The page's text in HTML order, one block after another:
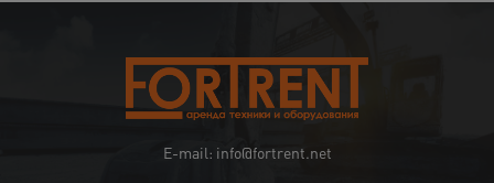
E-mail: info@fortrent.net